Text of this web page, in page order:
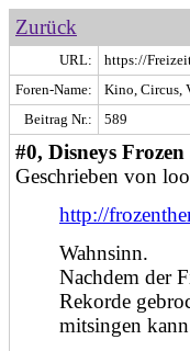
Zurück
URL:
https://
Foren-Name:
Kino, Circus,
Beitrag Nr.:
589
#0, Disneys
Geschrieben von
http://
Wahnsinn.
Nachdem der
Rekorde
mitsingen